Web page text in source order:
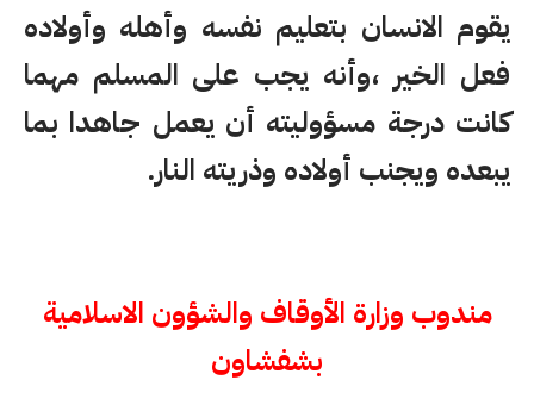
يقوم الانسان بتعليم نفسه وأهله وأولاده
فعل الخير ،وأنه يجب على المسلم مهما
كانت درجة مسؤوليته أن يعمل جاهدا بما
يبعده ويجنب أولاده وذريته النار.
مندوب وزارة الأوقاف والشؤون الاسلامية
بشفشاون